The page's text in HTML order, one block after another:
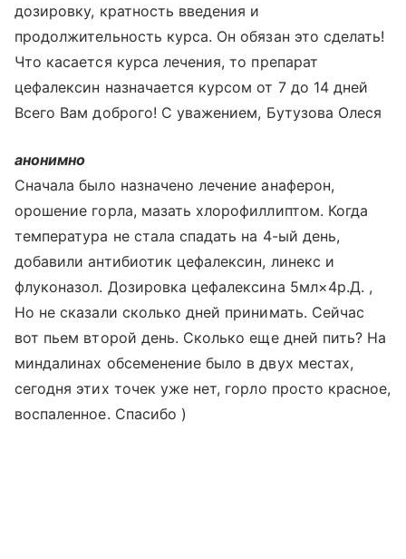
дозировку, кратность введения и
продолжительность курса. Он обязан это сделать!
Что касается курса лечения, то препарат
цефалексин назначается курсом от 7 до 14 дней
Всего Вам доброго! С уважением, Бутузова Олеся
анонимно
Сначала было назначено лечение анаферон,
орошение горла, мазать хлорофиллиптом. Когда
температура не стала спадать на 4-ый день,
добавили антибиотик цефалексин, линекс и
флуконазол. Дозировка цефалексина 5мл×4р.Д. ,
Но не сказали сколько дней принимать. Сейчас
вот пьем второй день. Сколько еще дней пить? На
миндалинах обсеменение было в двух местах,
сегодня этих точек уже нет, горло просто красное,
воспаленное. Спасибо )